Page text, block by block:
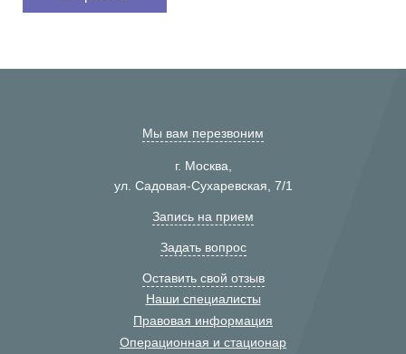
Мы вам перезвоним
г. Москва,
ул. Садовая-Сухаревская, 7/1
Запись на прием
Задать вопрос
Оставить свой отзыв
Наши специалисты
Правовая информация
Операционная и стационар